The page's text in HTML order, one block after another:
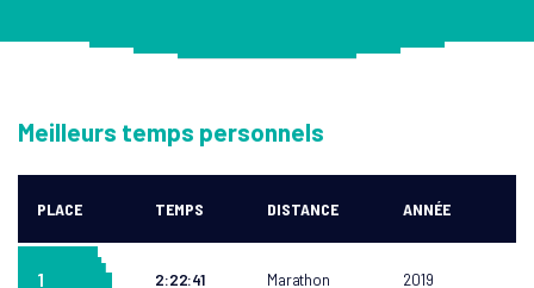
Meilleurs temps personnels
PLACE TEMPS DISTANCE ANNÉE
1 2:22:41 Marathon 2019